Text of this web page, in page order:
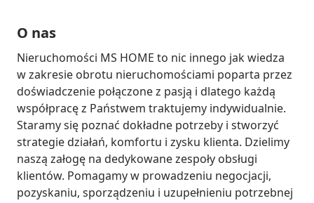
O nas
Nieruchomości MS HOME to nic innego jak wiedza
w zakresie obrotu nieruchomościami poparta przez
doświadczenie połączone z pasją i dlatego każdą
współpracę z Państwem traktujemy indywidualnie.
Staramy się poznać dokładne potrzeby i stworzyć
strategie działań, komfortu i zysku klienta. Dzielimy
naszą załogę na dedykowane zespoły obsługi
klientów. Pomagamy w prowadzeniu negocjacji,
pozyskaniu, sporządzeniu i uzupełnieniu potrzebnej